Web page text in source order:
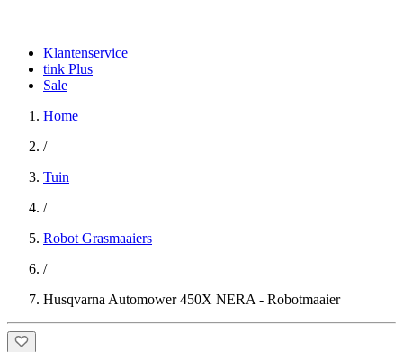
Klantenservice
tink Plus
Sale
Home
/
Tuin
/
Robot Grasmaaiers
/
Husqvarna Automower 450X NERA - Robotmaaier